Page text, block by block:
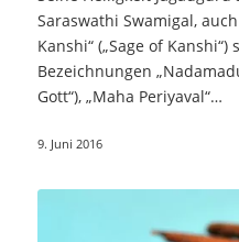
Saraswathi Swamigal,
Kanshi“ („Sage of
Bezeichnungen
Gott“), „Maha Periyaval“…
9. Juni 2016